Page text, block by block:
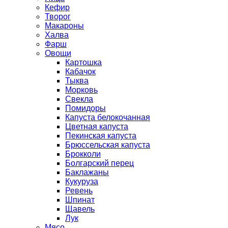
Кефир
Творог
Макароны
Халва
Фарш
Овощи
Картошка
Кабачок
Тыква
Морковь
Свекла
Помидоры
Капуста белокочанная
Цветная капуста
Пекинская капуста
Брюссельская капуста
Брокколи
Болгарский перец
Баклажаны
Кукуруза
Ревень
Шпинат
Щавель
Лук